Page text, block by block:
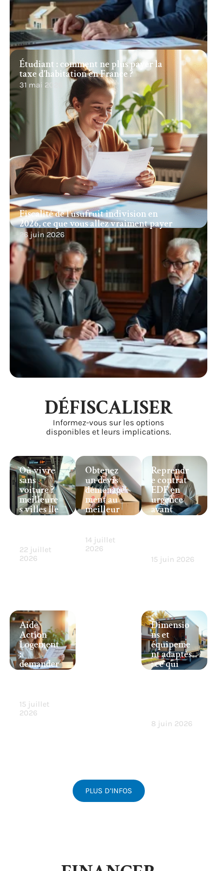
Fiscalité de l’usufruit indivision en
2026, ce que vous allez vraiment payer
26 juin 2026
Étudiant : comment ne plus payer la
taxe d’habitation en France ?
31 mai 2026
DÉFISCALISER
Informez-vous sur les options
disponibles et leurs implications.
Où vivre
sans
voiture ?
meilleure
s villes Île
de France
22 juillet
2026
Aide
Action
Logement
:
demander
et obtenir
15 juillet
2026
Obtenez
un devis
déménage
ment au
meilleur
prix dans
14 juillet
2026
Reprendr
e contrat
EDF en
urgence
avant
l’emména
15 juin 2026
Dimensio
ns et
équipeme
nt adaptés
: ce qui
peut
8 juin 2026
PLUS D’INFOS